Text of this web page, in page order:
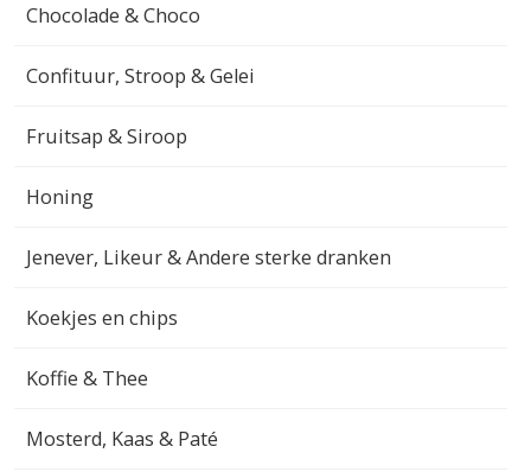
Chocolade & Choco
Confituur, Stroop & Gelei
Fruitsap & Siroop
Honing
Jenever, Likeur & Andere sterke dranken
Koekjes en chips
Koffie & Thee
Mosterd, Kaas & Paté